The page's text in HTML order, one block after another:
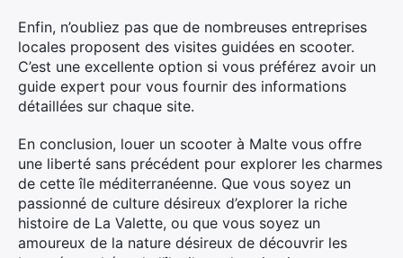
Enfin, n’oubliez pas que de nombreuses entreprises
locales proposent des visites guidées en scooter.
C’est une excellente option si vous préférez avoir un
guide expert pour vous fournir des informations
détaillées sur chaque site.
En conclusion, louer un scooter à Malte vous offre
une liberté sans précédent pour explorer les charmes
de cette île méditerranéenne. Que vous soyez un
passionné de culture désireux d’explorer la riche
histoire de La Valette, ou que vous soyez un
amoureux de la nature désireux de découvrir les